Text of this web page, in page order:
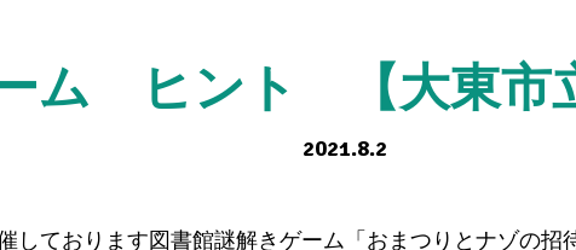
ム ヒント 【大東市
2021.8.2
しております図書館謎解きゲーム「おまつりとナゾの招